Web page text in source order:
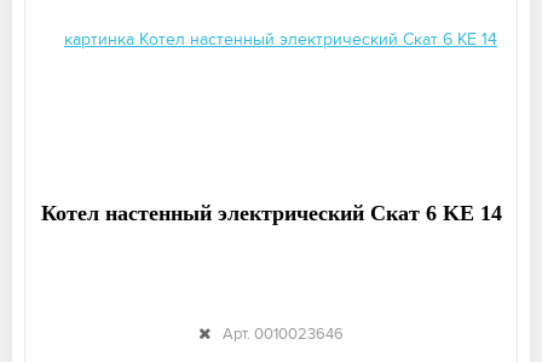
Котел настенный электрический Скат 6 KE 14
Арт. 0010023646